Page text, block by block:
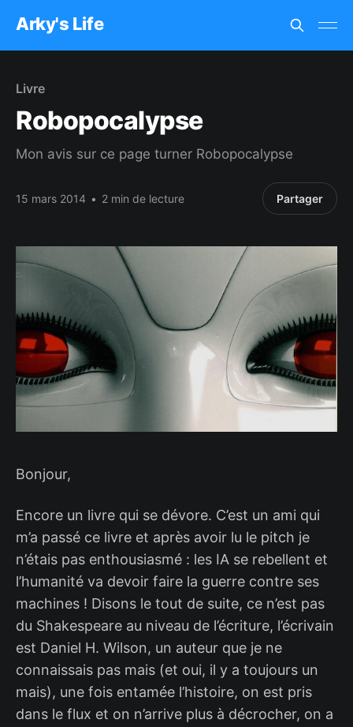
Arky's Life
Livre
Robopocalypse
Mon avis sur ce page turner Robopocalypse
15 mars 2014 • 2 min de lecture Partager
Bonjour,
Encore un livre qui se dévore. C’est un ami qui
m’a passé ce livre et après avoir lu le pitch je
n’étais pas enthousiasmé : les IA se rebellent et
l’humanité va devoir faire la guerre contre ses
machines ! Disons le tout de suite, ce n’est pas
du Shakespeare au niveau de l’écriture, l’écrivain
est Daniel H. Wilson, un auteur que je ne
connaissais pas mais (et oui, il y a toujours un
mais), une fois entamée l’histoire, on est pris
dans le flux et on n’arrive plus à décrocher, on a